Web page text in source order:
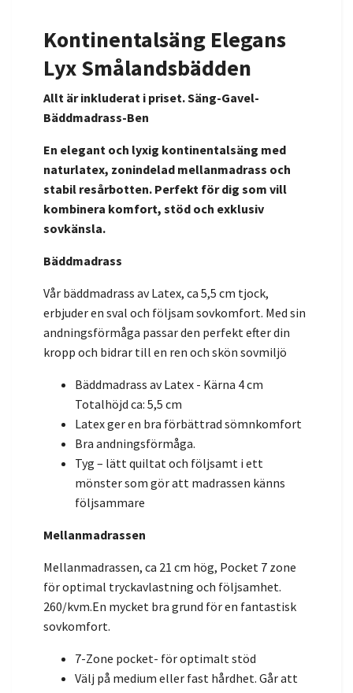
Kontinentalsäng Elegans
Lyx Smålandsbädden
Allt är inkluderat i priset. Säng-Gavel-
Bäddmadrass-Ben
En elegant och lyxig kontinentalsäng med
naturlatex, zonindelad mellanmadrass och
stabil resårbotten. Perfekt för dig som vill
kombinera komfort, stöd och exklusiv
sovkänsla.
Bäddmadrass
Vår bäddmadrass av Latex, ca 5,5 cm tjock,
erbjuder en sval och följsam sovkomfort. Med sin
andningsförmåga passar den perfekt efter din
kropp och bidrar till en ren och skön sovmiljö
Bäddmadrass av Latex - Kärna 4 cm
Totalhöjd ca: 5,5 cm
Latex ger en bra förbättrad sömnkomfort
Bra andningsförmåga.
Tyg – lätt quiltat och följsamt i ett
mönster som gör att madrassen känns
följsammare
Mellanmadrassen
Mellanmadrassen, ca 21 cm hög, Pocket 7 zone
för optimal tryckavlastning och följsamhet.
260/kvm.En mycket bra grund för en fantastisk
sovkomfort.
7-Zone pocket- för optimalt stöd
Välj på medium eller fast hårdhet. Går att